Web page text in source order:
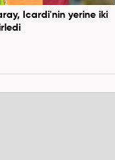
Icardi'nin yerine iki